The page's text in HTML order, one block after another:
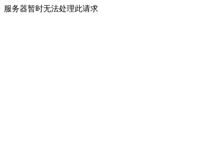
服务器暂时无法处理此请求